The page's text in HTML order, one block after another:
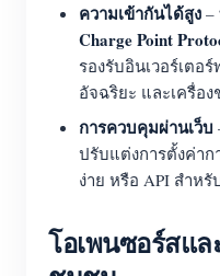
ความเข้ากันได้สูง –
Charge Point
รองรับอินเวอร์เตอ
อัจฉริยะ และเครื่อ
การควบคุมผ่านเว็บ
ปรับแต่งการตั้งค่าก
ง่าย หรือ API สำห
โอเพนซอร์สแ